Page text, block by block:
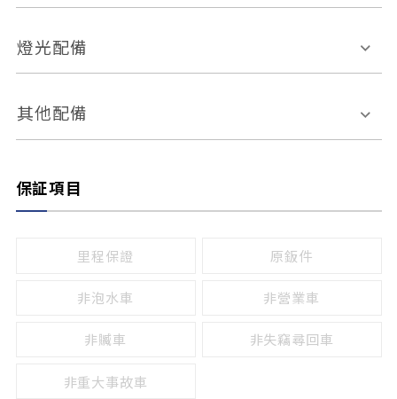
自動停車系統 盲點偵測系統
倒車雷達
無
有
引擎啟閉系統
燈光配備
感應頭燈
頭燈光源
其他配備
保証項目
里程保證 原鈑件
非泡水車 非營業車
非贓車 非失竊尋回車
非重大事故車